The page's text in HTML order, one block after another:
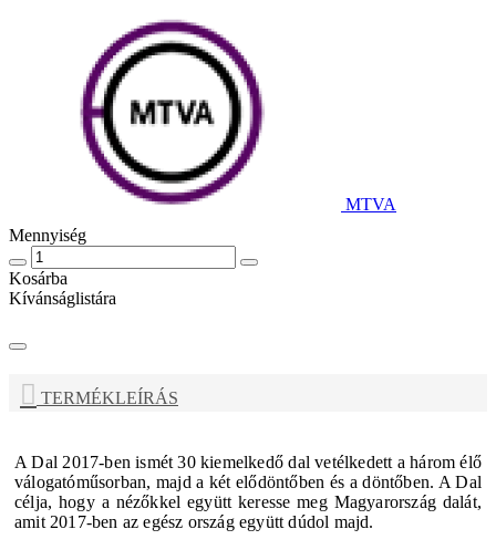
MTVA
Mennyiség
Kosárba
Kívánságlistára
TERMÉKLEÍRÁS
A Dal 2017-ben ismét 30 kiemelkedő dal vetélkedett a három élő
válogatóműsorban, majd a két elődöntőben és a döntőben. A Dal
célja, hogy a nézőkkel együtt keresse meg Magyarország dalát,
amit 2017-ben az egész ország együtt dúdol majd.